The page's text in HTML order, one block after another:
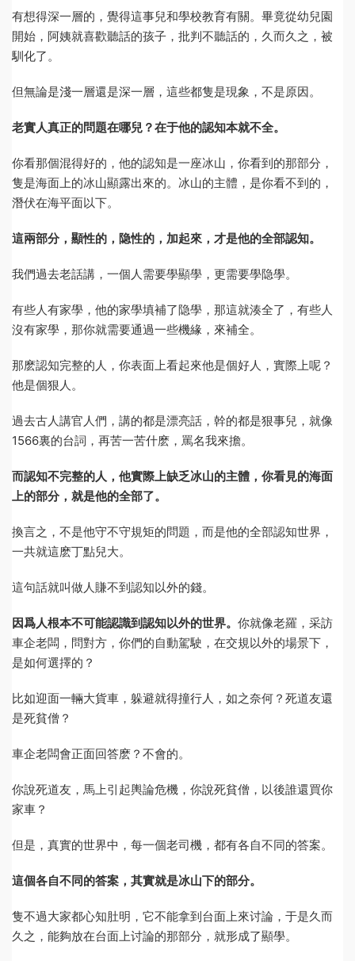
有想得深一層的，覺得這事兒和學校教育有關。畢竟從幼兒園
開始，阿姨就喜歡聽話的孩子，批判不聽話的，久而久之，被
馴化了。
但無論是淺一層還是深一層，這些都隻是現象，不是原因。
老實人真正的問題在哪兒？在于他的認知本就不全。
你看那個混得好的，他的認知是一座冰山，你看到的那部分，
隻是海面上的冰山顯露出來的。冰山的主體，是你看不到的，
潛伏在海平面以下。
這兩部分，顯性的，隐性的，加起來，才是他的全部認知。
我們過去老話講，一個人需要學顯學，更需要學隐學。
有些人有家學，他的家學填補了隐學，那這就湊全了，有些人
沒有家學，那你就需要通過一些機緣，來補全。
那麽認知完整的人，你表面上看起來他是個好人，實際上呢？
他是個狠人。
過去古人講官人們，講的都是漂亮話，幹的都是狠事兒，就像
1566裏的台詞，再苦一苦什麽，罵名我來擔。
而認知不完整的人，他實際上缺乏冰山的主體，你看見的海面
上的部分，就是他的全部了。
換言之，不是他守不守規矩的問題，而是他的全部認知世界，
一共就這麽丁點兒大。
這句話就叫做人賺不到認知以外的錢。
因爲人根本不可能認識到認知以外的世界。 你就像老羅，采訪
車企老闆，問對方，你們的自動駕駛，在交規以外的場景下，
是如何選擇的？
比如迎面一輛大貨車，躲避就得撞行人，如之奈何？死道友還
是死貧僧？
車企老闆會正面回答麽？不會的。
你說死道友，馬上引起輿論危機，你說死貧僧，以後誰還買你
家車？
但是，真實的世界中，每一個老司機，都有各自不同的答案。
這個各自不同的答案，其實就是冰山下的部分。
隻不過大家都心知肚明，它不能拿到台面上來讨論，于是久而
久之，能夠放在台面上讨論的那部分，就形成了顯學。